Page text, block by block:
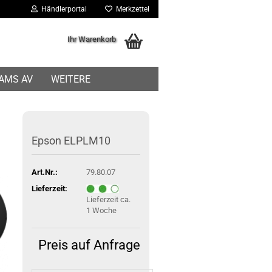
Händlerportal Merkzettel
Ihr Warenkorb
AV WEITERE
Epson ELPLM10
Art.Nr.:
79.80.07
Lieferzeit:
Lieferzeit ca.
1 Woche
Preis auf Anfrage